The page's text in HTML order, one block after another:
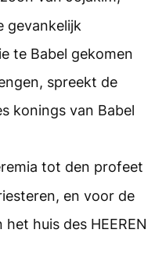
gevankelijk
te Babel gekomen
spreekt de
konings van Babel
tot den profeet
en voor de
huis des HEEREN